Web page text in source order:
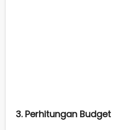
3. Perhitungan Budget